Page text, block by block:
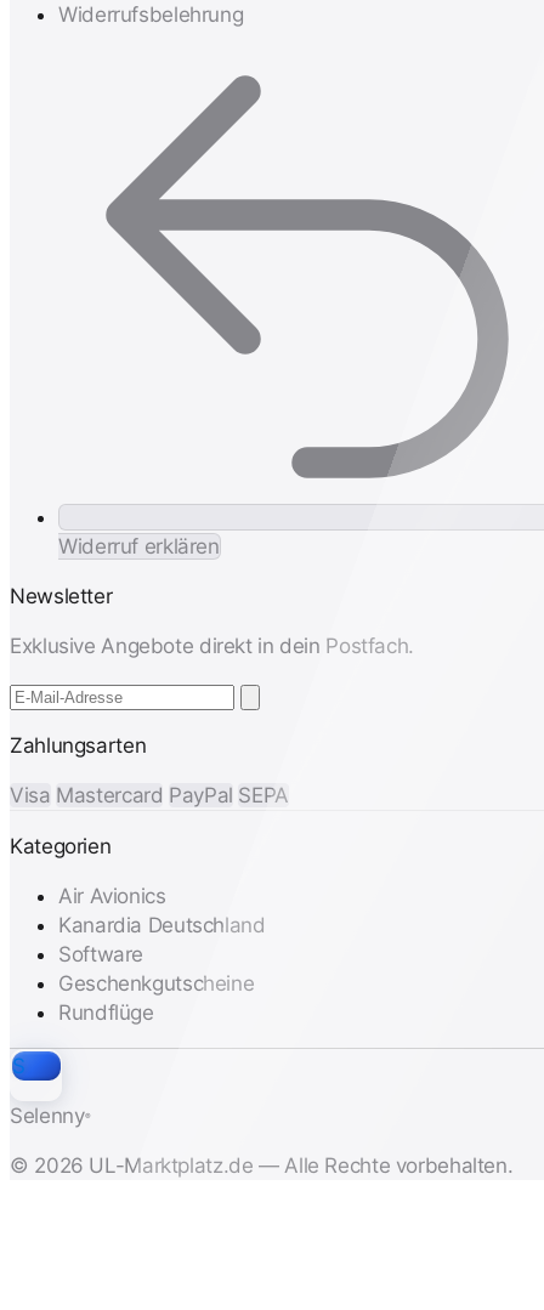
Widerrufsbelehrung
Widerruf erklären
Newsletter
Exklusive Angebote direkt in dein Postfach.
Zahlungsarten
Visa Mastercard PayPal SEPA
Kategorien
Air Avionics
Kanardia Deutschland
Software
Geschenkgutscheine
Rundflüge
S
Selenny®
© 2026 UL-Marktplatz.de — Alle Rechte vorbehalten.